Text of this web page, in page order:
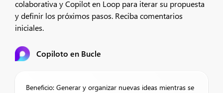
colaborativa y Copilot en Loop para iterar su propuesta
y definir los próximos pasos. Reciba comentarios
iniciales.
Copiloto en Bucle
Beneficio: Generar y organizar nuevas ideas mientras se